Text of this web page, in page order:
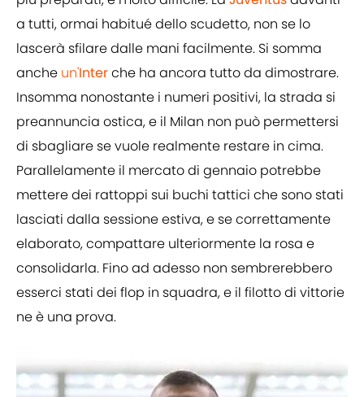
a tutti, ormai habitué dello scudetto, non se lo
lascerà sfilare dalle mani facilmente. Si somma
anche un'Interche ha ancora tutto da dimostrare.
Insomma nonostante i numeri positivi, la strada si
preannuncia ostica, e il Milan non può permettersi
di sbagliare se vuole realmente restare in cima.
Parallelamente il mercato di gennaio potrebbe
mettere dei rattoppi sui buchi tattici che sono stati
lasciati dalla sessione estiva, e se correttamente
elaborato, compattare ulteriormente la rosa e
consolidarla. Fino ad adesso non sembrerebbero
esserci stati dei flop in squadra, e il filotto di vittorie
ne è una prova.